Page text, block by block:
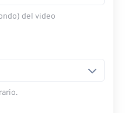
del video